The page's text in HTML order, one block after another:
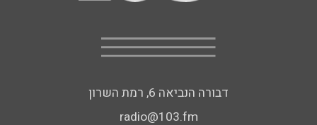
דבורה הנביאה 6, רמת השרון
radio@103.fm